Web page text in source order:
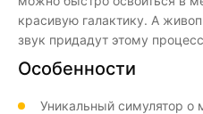
красивую галактику. А
звук придадут этому
Особенности
Уникальный симулятор о